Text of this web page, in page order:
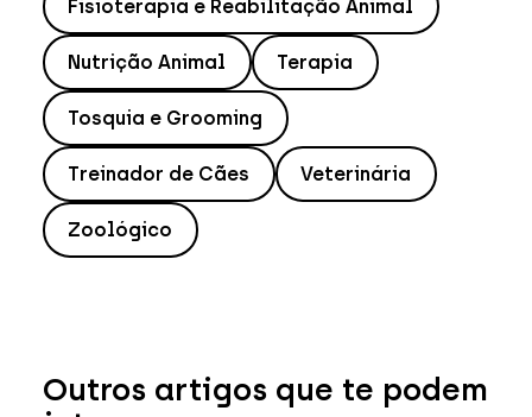
Fisioterapia e Reabilitação Animal
Nutrição Animal Terapia
Tosquia e Grooming
Treinador de Cães Veterinária
Zoológico
Outros artigos que te podem